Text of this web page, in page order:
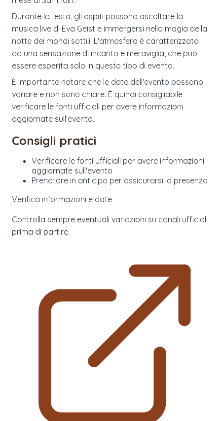
Durante la festa, gli ospiti possono ascoltare la
musica live di Eva Geist e immergersi nella magia della
notte dei mondi sottili. L'atmosfera è caratterizzata
da una sensazione di incanto e meraviglia, che può
essere esperita solo in questo tipo di evento.
È importante notare che le date dell'evento possono
variare e non sono chiare. È quindi consigliabile
verificare le fonti ufficiali per avere informazioni
aggiornate sull'evento.
Consigli pratici
Verificare le fonti ufficiali per avere informazioni
aggiornate sull'evento
Prenotare in anticipo per assicurarsi la presenza
Verifica informazioni e date
Controlla sempre eventuali variazioni su canali ufficiali
prima di partire.